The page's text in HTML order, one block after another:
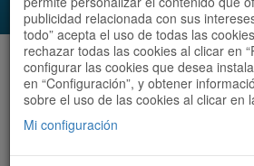
Audioruta Todas las rutas
Todas las rutas
publicidad relacionada con sus
todo” acepta el uso de todas las
rechazar todas las cookies al clicar en
configurar las cookies que desea
en “Configuración”, y obtener
sobre el uso de las cookies al clicar en
Mi configuración